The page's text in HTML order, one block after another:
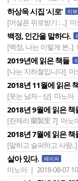
하상욱 시집 ‘시로‘ 리뷰
[어설픈 위로받기 : ..]
백정, 인간을 말하다.
[백정, 나는 이렇게 본..]
2019년에 읽은 책들
[나는 지하철입니다] 마
2018년 11월에 읽은
[웃는 남자 - 상] 마노아
2018년 9월에 읽은 책
[란제리 蘭製里 7] 마노
2018년 7월에 읽은 책
[말하고 슬퍼하고 사랑..]
살아 있다. 페이퍼
마노아 | 2018-08-07